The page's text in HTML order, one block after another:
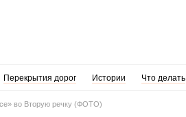
Перекрытия дорог Истории Что делать
во Вторую речку (ФОТО)